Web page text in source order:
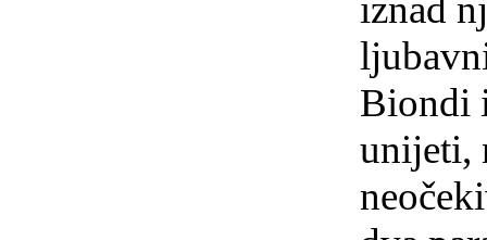
iznad
Biondi
unijeti,